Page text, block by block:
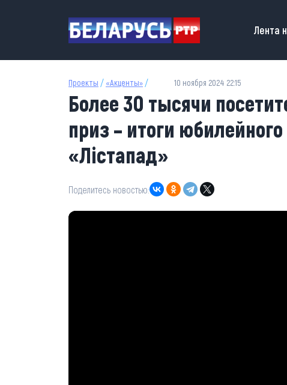
Main
Лента
Проекты / «Акценты» / 10 ноября 2024 22:15
Более 30 тысячи
приз – итоги
«Лістапад»
Поделитесь новостью: